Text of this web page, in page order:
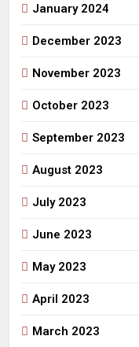
January 2024
December 2023
November 2023
October 2023
September 2023
August 2023
July 2023
June 2023
May 2023
April 2023
March 2023